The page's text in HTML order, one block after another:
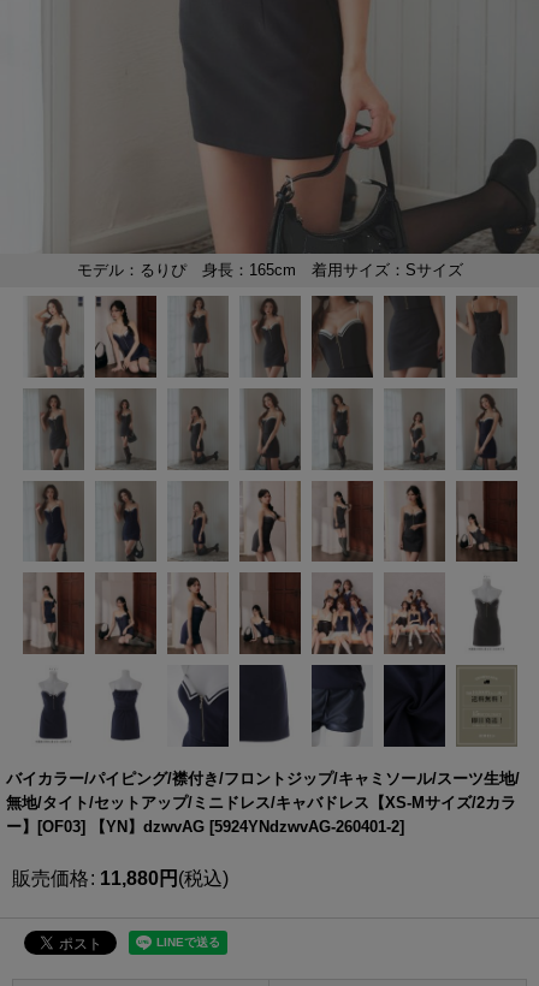
バイカラー/パイピング/襟付き/フロントジップ/キャミソール/スーツ生地/
無地/タイト/セットアップ/ミニドレス/キャバドレス【XS-Mサイズ/2カラ
ー】[OF03] 【YN】dzwvAG [5924YNdzwvAG-260401-2]
販売価格: 11,880円 (税込)